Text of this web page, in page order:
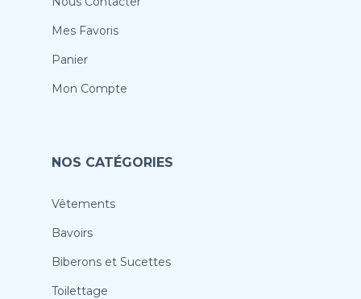
Mes Favoris
Panier
Mon Compte
NOS CATÉGORIES
Vêtements
Bavoirs
Biberons et Sucettes
Toilettage